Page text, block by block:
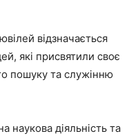
відзначається
які присвятили своє
пошуку та служінню
наукова діяльність та